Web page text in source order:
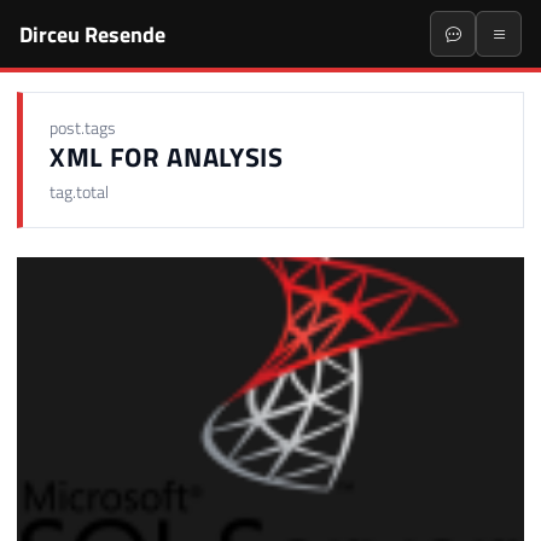
Dirceu Resende
post.tags
XML FOR ANALYSIS
tag.total